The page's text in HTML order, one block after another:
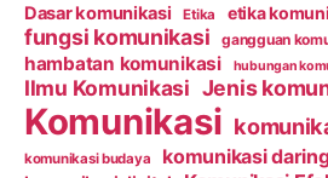
Dasar komunikasi Etika etika
fungsi komunikasi gangguan
hambatan komunikasi hubungan
Ilmu Komunikasi Jenis
Komunikasi
komunikasi budaya komunikasi